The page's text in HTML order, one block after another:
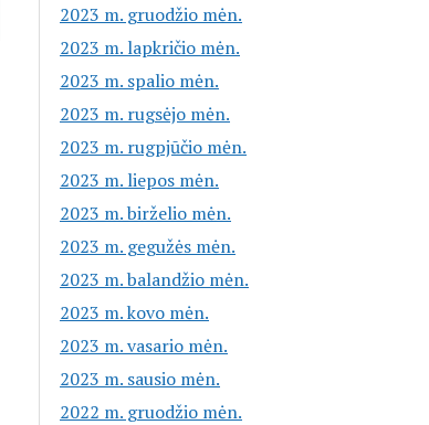
2023 m. gruodžio mėn.
2023 m. lapkričio mėn.
2023 m. spalio mėn.
2023 m. rugsėjo mėn.
2023 m. rugpjūčio mėn.
2023 m. liepos mėn.
2023 m. birželio mėn.
2023 m. gegužės mėn.
2023 m. balandžio mėn.
2023 m. kovo mėn.
2023 m. vasario mėn.
2023 m. sausio mėn.
2022 m. gruodžio mėn.